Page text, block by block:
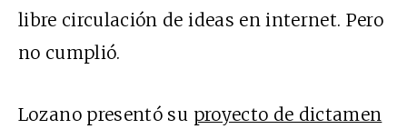
libre circulación de ideas en internet. Pero
no cumplió.
Lozano presentó su proyecto de dictamen